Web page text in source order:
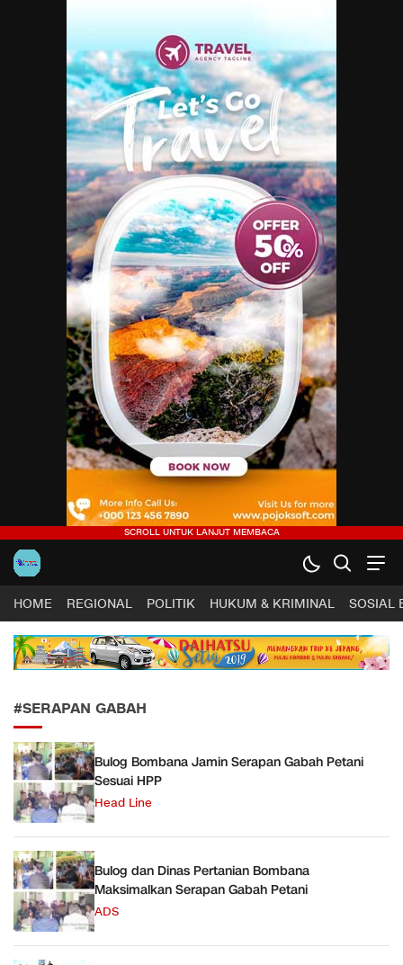
Harapan Sultra .COM |
Lugas, Tuntas dan Terpercaya
HOME REGIONAL POLITIK HUKUM & KRIMINAL SOSIAL
#SERAPAN GABAH
Bulog Bombana Jamin Serapan Gabah Petani
Sesuai HPP
Head Line
Bulog dan Dinas Pertanian Bombana
Maksimalkan Serapan Gabah Petani
ADS